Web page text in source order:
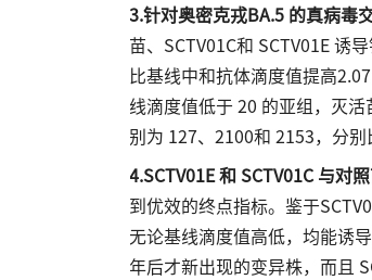
3.针对奥密克戎BA.5 的真病毒
苗、SCTV01C和 SCTV01E 诱
比基线中和抗体滴度值提高
线滴度值低于 20 的亚组，灭活
别为 127、2100和 2153，分别
4.SCTV01E 和 SCTV01C 与对照
到优效的终点指标。鉴于
无论基线滴度值高低，均能诱
年后才新出现的变异株，而且